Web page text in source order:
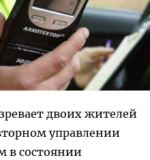
двоих жителей
управлении
в состоянии